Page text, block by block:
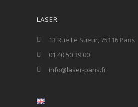
LASER
13 Rue Le Sueur, 75116 Paris
01 40 50 39 00
info@laser-paris.fr